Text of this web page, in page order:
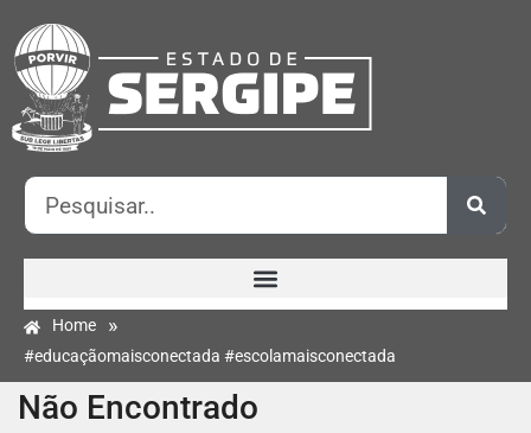
Home »
#educaçãomaisconectada #escolamaisconectada
Não Encontrado